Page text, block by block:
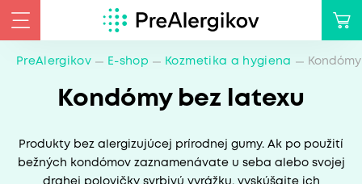
PreAlergikov E-shop Kozmetika a hygiena
Kondómy bez latexu
Produkty bez alergizujúcej prírodnej gumy. Ak po použití
bežných kondómov zaznamenávate u seba alebo svojej
drahej polovičky svrbivú vyrážku, vyskúšajte ich